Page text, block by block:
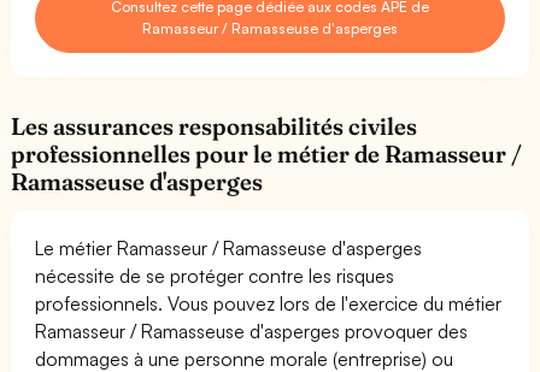
Consultez cette page dédiée aux codes APE de
Ramasseur / Ramasseuse d'asperges
Les assurances responsabilités civiles
professionnelles pour le métier de Ramasseur /
Ramasseuse d'asperges
Le métier Ramasseur / Ramasseuse d'asperges
nécessite de se protéger contre les risques
professionnels. Vous pouvez lors de l'exercice du métier
Ramasseur / Ramasseuse d'asperges provoquer des
dommages à une personne morale (entreprise) ou